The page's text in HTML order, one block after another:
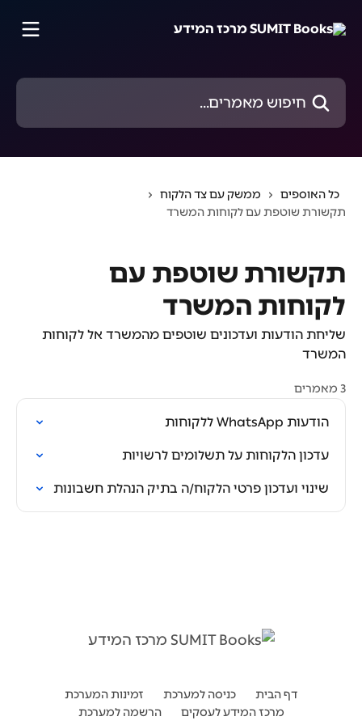
חיפוש מאמרים...
כל האוספים
ממשק עם צד הלקוח
תקשורת שוטפת עם לקוחות המשרד
תקשורת שוטפת עם
לקוחות המשרד
שליחת הודעות ועדכונים שוטפים מהמשרד אל לקוחות
המשרד
3 מאמרים
הודעות WhatsApp ללקוחות
עדכון הלקוחות על תשלומים לרשויות
שינוי ועדכון פרטי הלקוח/ה בתיק הנהלת חשבונות
דף הבית כניסה למערכת
זמינות המערכת
מרכז המידע לעסקים
הרשמה למערכת